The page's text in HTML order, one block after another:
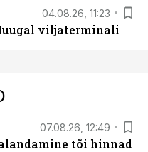
04.08.26, 11:23
viljaterminali
07.08.26, 12:49
tõi hinnad